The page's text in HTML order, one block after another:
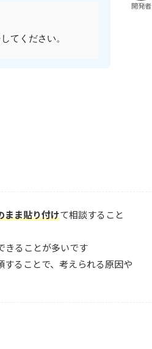
てください。
開発者
まま貼り付けて相談すること
きることが多いです
ることで、考えられる原因や